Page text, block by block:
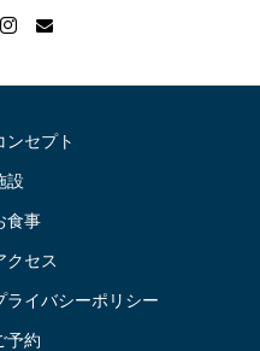
ンセプト
設
食事
クセス
ライバシーポリシー
予約